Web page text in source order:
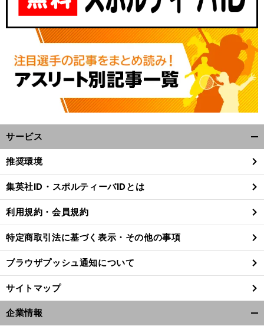
サービス
閉
る
推奨環境
集英社ID・スポルティーバIDとは
利用規約・会員規約
特定商取引法に基づく表示・その他の事項
ブラウザプッシュ通知について
サイトマップ
企業情報